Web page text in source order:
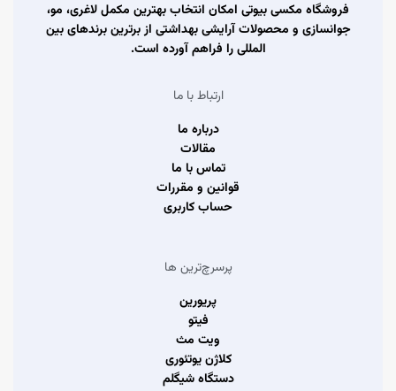
فروشگاه مکسی بیوتی امکان انتخاب بهترین مکمل لاغری، مو،
جوانسازی و محصولات آرایشی بهداشتی از برترین برندهای بین
المللی را فراهم آورده است.
ارتباط با ما
درباره ما
مقالات
تماس با ما
قوانین و مقررات
حساب کاربری
پرسرچ‌ترین ها
پریورین
فیتو
ویت مث
کلاژن یوتئوری
دستگاه شیگلم